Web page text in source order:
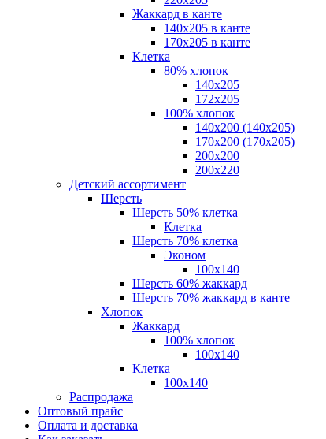
Жаккард в канте
140х205 в канте
170х205 в канте
Клетка
80% хлопок
140x205
172х205
100% хлопок
140x200 (140х205)
170x200 (170х205)
200х200
200х220
Детский ассортимент
Шерсть
Шерсть 50% клетка
Клетка
Шерсть 70% клетка
Эконом
100x140
Шерсть 60% жаккард
Шерсть 70% жаккард в канте
Хлопок
Жаккард
100% хлопок
100x140
Клетка
100х140
Распродажа
Оптовый прайс
Оплата и доставка